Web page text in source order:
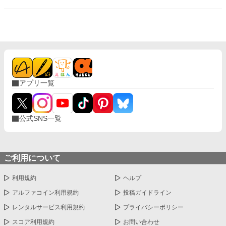
アプリ一覧
公式SNS一覧
ご利用について
利用規約 ヘルプ
アルファコイン利用規約 投稿ガイドライン
レンタルサービス利用規約 プライバシーポリシー
スコア利用規約 お問い合わせ